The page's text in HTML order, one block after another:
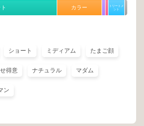
カラー
トリートメ
ント
ショート ミディアム たまご顔
得意 ナチュラル マダム
ン